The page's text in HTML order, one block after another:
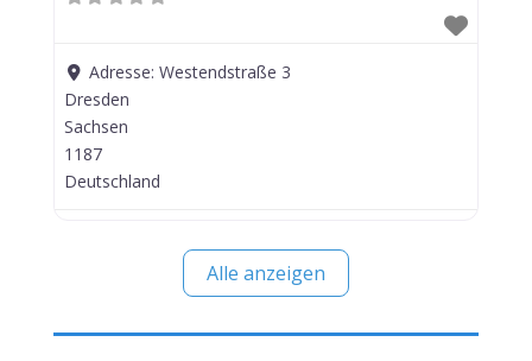
Adresse:Westendstraße 3
Dresden
Sachsen
1187
Deutschland
Alle anzeigen